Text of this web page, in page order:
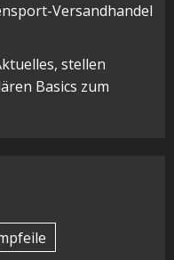
Versandhandel
stellen
Basics zum